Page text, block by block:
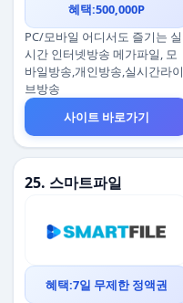
혜택:500,000P
PC/모바일 어디서도 즐기는 실
시간 인터넷방송 메가파일, 모
바일방송,개인방송,실시간라이
브방송
사이트 바로가기
25. 스마트파일
혜택:7일 무제한 정액권